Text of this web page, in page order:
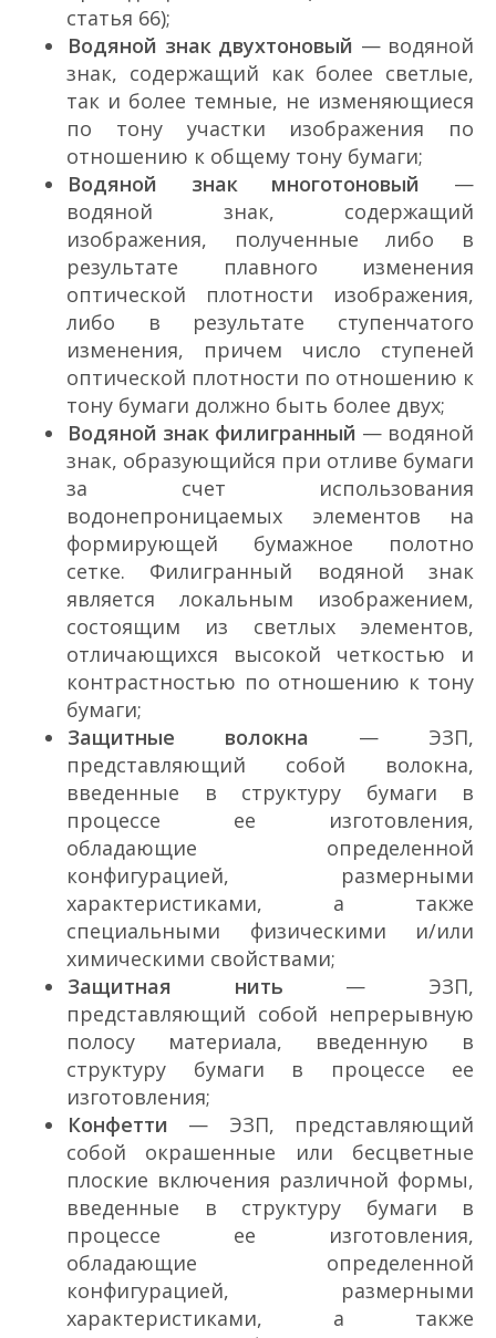
статья 66);
Водяной знак двухтоновый — водяной
знак, содержащий как более светлые,
так и более темные, не изменяющиеся
по тону участки изображения по
отношению к общему тону бумаги;
Водяной знак многотоновый —
водяной знак, содержащий
изображения, полученные либо в
результате плавного изменения
оптической плотности изображения,
либо в результате ступенчатого
изменения, причем число ступеней
оптической плотности по отношению к
тону бумаги должно быть более двух;
Водяной знак филигранный — водяной
знак, образующийся при отливе бумаги
за счет использования
водонепроницаемых элементов на
формирующей бумажное полотно
сетке. Филигранный водяной знак
является локальным изображением,
состоящим из светлых элементов,
отличающихся высокой четкостью и
контрастностью по отношению к тону
бумаги;
Защитные волокна — ЭЗП,
представляющий собой волокна,
введенные в структуру бумаги в
процессе ее изготовления,
обладающие определенной
конфигурацией, размерными
характеристиками, а также
специальными физическими и/или
химическими свойствами;
Защитная нить — ЭЗП,
представляющий собой непрерывную
полосу материала, введенную в
структуру бумаги в процессе ее
изготовления;
Конфетти — ЭЗП, представляющий
собой окрашенные или бесцветные
плоские включения различной формы,
введенные в структуру бумаги в
процессе ее изготовления,
обладающие определенной
конфигурацией, размерными
характеристиками, а также